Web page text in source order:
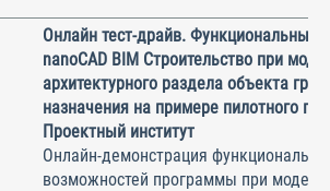
Онлайн тест-драйв. Функциональные
nanoCAD BIM Строительство при
архитектурного раздела объекта
назначения на примере пилотного
Проектный институт
Онлайн-демонстрация
возможностей программы при